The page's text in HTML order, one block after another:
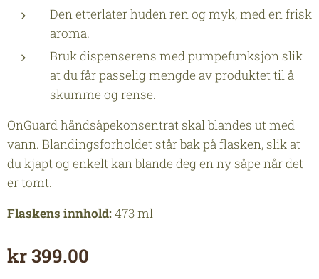
Den etterlater huden ren og myk, med en frisk
aroma.
Bruk dispenserens med pumpefunksjon slik
at du får passelig mengde av produktet til å
skumme og rense.
OnGuard håndsåpekonsentrat skal blandes ut med
vann. Blandingsforholdet står bak på flasken, slik at
du kjapt og enkelt kan blande deg en ny såpe når det
er tomt.
Flaskens innhold:473 ml
kr399.00